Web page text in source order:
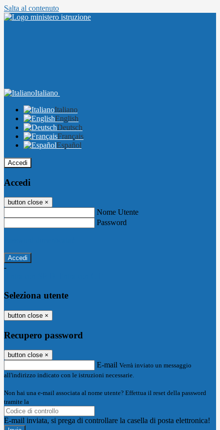
Salta al contenuto
Italiano
Italiano
English
Deutsch
Français
Español
Accedi
Accedi
button close ×
Nome Utente
Password
-
Seleziona utente
button close ×
Recupero password
button close ×
E-mail Verrà inviato un messaggio
all'indirizzo indicato con le istruzioni necessarie.
Non hai una e-mail associata al nome utente? Effettua il reset della password
tramite la
E-mail inviata, si prega di controllare la casella di posta elettronica!